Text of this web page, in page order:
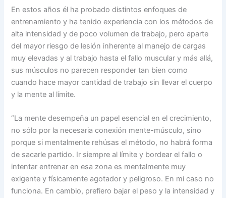
En estos años él ha probado distintos enfoques de
entrenamiento y ha tenido experiencia con los métodos de
alta intensidad y de poco volumen de trabajo, pero aparte
del mayor riesgo de lesión inherente al manejo de cargas
muy elevadas y al trabajo hasta el fallo muscular y más allá,
sus músculos no parecen responder tan bien como
cuando hace mayor cantidad de trabajo sin llevar el cuerpo
y la mente al límite.
“La mente desempeña un papel esencial en el crecimiento,
no sólo por la necesaria conexión mente-músculo, sino
porque si mentalmente rehúsas el método, no habrá forma
de sacarle partido. Ir siempre al límite y bordear el fallo o
intentar entrenar en esa zona es mentalmente muy
exigente y físicamente agotador y peligroso. En mi caso no
funciona. En cambio, prefiero bajar el peso y la intensidad y